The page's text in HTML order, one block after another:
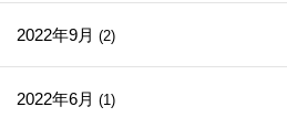
2022年9月 (2)
2022年6月 (1)